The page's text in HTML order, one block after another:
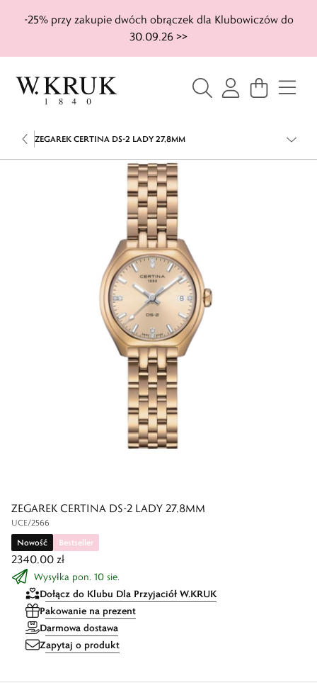
-25% przy zakupie dwóch obrączek dla Klubowiczów do
30.09.26 >>
ZEGAREK CERTINA DS-2 LADY 27,8MM
ZEGAREK CERTINA DS-2 LADY 27,8MM
UCE/2566
Nowość
Bestseller
2340,00 zł
Wysyłka pon. 10 sie.
Dołącz do Klubu Dla Przyjaciół W.KRUK
Pakowanie na prezent
Darmowa dostawa
Zapytaj o produkt